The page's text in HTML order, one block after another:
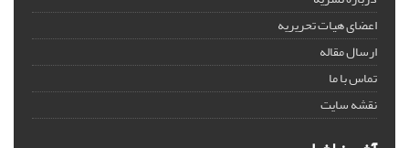
اعضای هیات تحریریه
ارسال مقاله
تماس با ما
نقشه سایت